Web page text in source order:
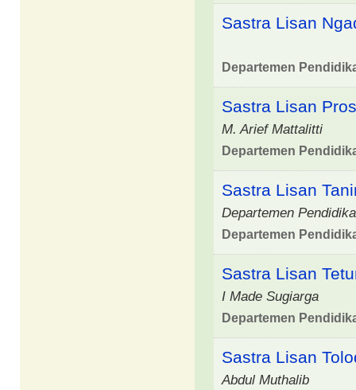
Sastra Lisan
Departemen
Sastra Lisan
M. Arief Mattalitti
Departemen
Sastra Lisan
Departemen
Departemen
Sastra Lisan
I Made Sugiarga
Departemen
Sastra Lisan
Abdul Muthalib